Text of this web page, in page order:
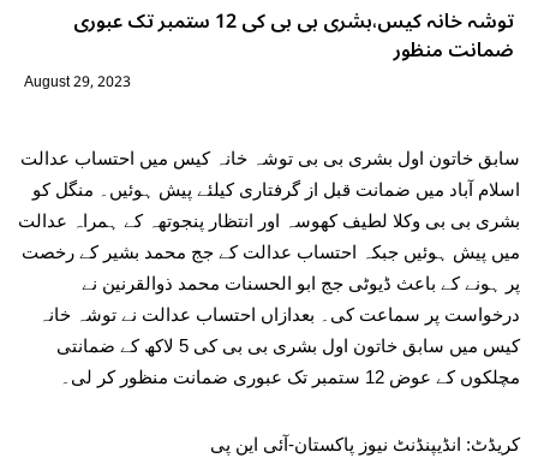
توشہ خانہ کیس،بشری بی بی کی 12 ستمبر تک عبوری
ضمانت منظور
August 29, 2023
سابق خاتون اول بشری بی بی توشہ خانہ کیس میں احتساب عدالت
اسلام آباد میں ضمانت قبل از گرفتاری کیلئے پیش ہوئیں۔ منگل کو
بشری بی بی وکلا لطیف کھوسہ اور انتظار پنجوتھہ کے ہمراہ عدالت
میں پیش ہوئیں جبکہ احتساب عدالت کے جج محمد بشیر کے رخصت
پر ہونے کے باعث ڈیوٹی جج ابو الحسنات محمد ذوالقرنین نے
درخواست پر سماعت کی۔ بعدازاں احتساب عدالت نے توشہ خانہ
کیس میں سابق خاتون اول بشری بی بی کی 5 لاکھ کے ضمانتی
مچلکوں کے عوض 12 ستمبر تک عبوری ضمانت منظور کر لی۔
کریڈٹ: انڈیپنڈنٹ نیوز پاکستان-آئی این پی